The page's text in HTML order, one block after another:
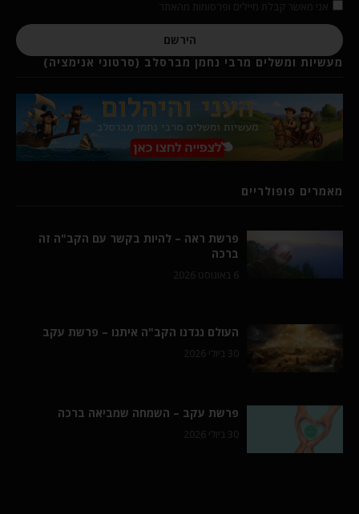
הירשם
מעשיות ומשלים מרבי נחמן מברסלב (סרטוני אנימציה)
מאמרים פופולריים
פרשת ראה – להיות בקשר עם הקב"ה זה
ברכה
6 באוגוסט 2026
העולם נגדנו הקב"ה איתנו – פרשת עקב
30 ביולי 2026
פרשת עקב – השמחה שמביאה ברכה
30 ביולי 2026